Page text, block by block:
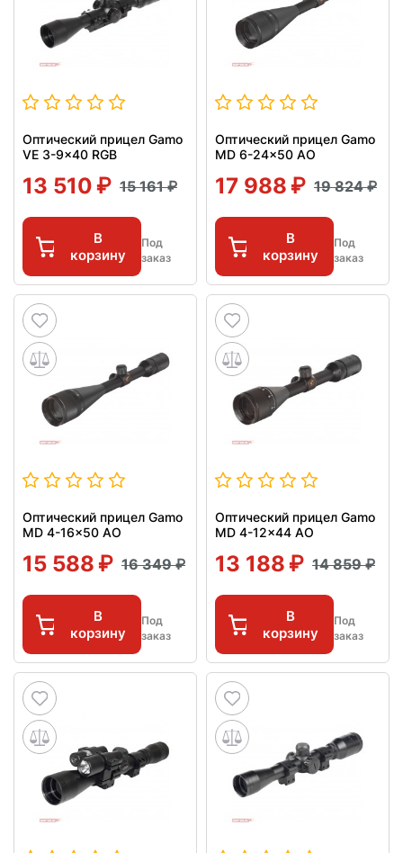
Оптический прицел Gamo
VE 3-9x40 RGB
13 510 15 161
В
корзину
Под
заказ
Оптический прицел Gamo
MD 6-24x50 AO
17 988 19 824
В
корзину
Под
заказ
Оптический прицел Gamo
MD 4-16x50 AO
15 588 16 349
В
корзину
Под
заказ
Оптический прицел Gamo
MD 4-12x44 AO
13 188 14 859
В
корзину
Под
заказ